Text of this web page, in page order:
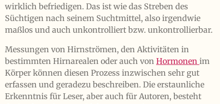
wirklich befriedigen. Das ist wie das Streben des
Süchtigen nach seinem Suchtmittel, also irgendwie
maßlos und auch unkontrolliert bzw. unkontrollierbar.
Messungen von Hirnströmen, den Aktivitäten in
bestimmten Hirnarealen oder auch von Hormonen im
Körper können diesen Prozess inzwischen sehr gut
erfassen und geradezu beschreiben. Die erstaunliche
Erkenntnis für Leser, aber auch für Autoren, besteht